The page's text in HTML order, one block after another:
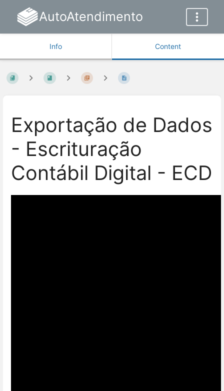
AutoAtendimento
Info Content
Exportação de Dados
- Escrituração
Contábil Digital - ECD